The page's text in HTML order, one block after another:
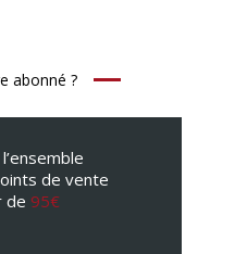
abonné ?
de vente
de 95€